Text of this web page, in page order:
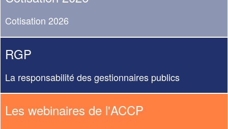
Cotisation 2026
RGP
La responsabilité des gestionnaires publics
Les webinaires de l'ACCP